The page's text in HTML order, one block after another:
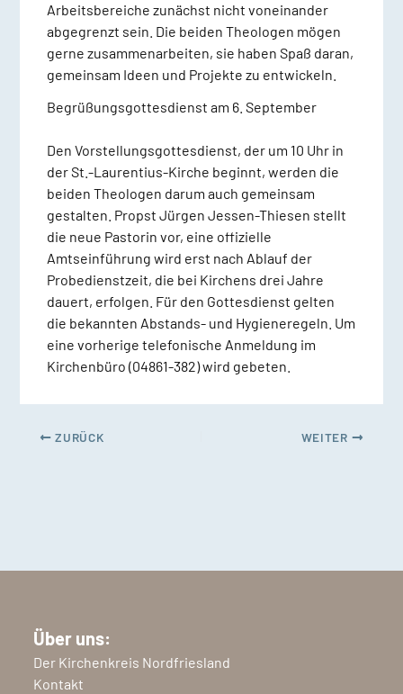
Arbeitsbereiche zunächst nicht voneinander
abgegrenzt sein. Die beiden Theologen mögen
gerne zusammenarbeiten, sie haben Spaß daran,
gemeinsam Ideen und Projekte zu entwickeln.
Begrüßungsgottesdienst am 6. September
Den Vorstellungsgottesdienst, der um 10 Uhr in
der St.-Laurentius-Kirche beginnt, werden die
beiden Theologen darum auch gemeinsam
gestalten. Propst Jürgen Jessen-Thiesen stellt
die neue Pastorin vor, eine offizielle
Amtseinführung wird erst nach Ablauf der
Probedienstzeit, die bei Kirchens drei Jahre
dauert, erfolgen. Für den Gottesdienst gelten
die bekannten Abstands- und Hygieneregeln. Um
eine vorherige telefonische Anmeldung im
Kirchenbüro (04861-382) wird gebeten.
ZURÜCK WEITER
Über uns:
Der Kirchenkreis Nordfriesland
Kontakt